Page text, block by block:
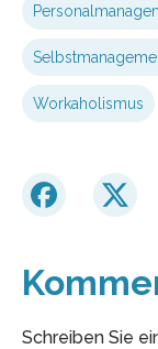
Workaholismus
Schreiben Sie